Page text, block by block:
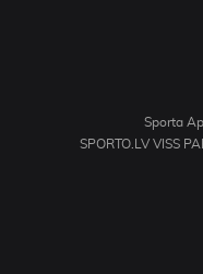
Sporta
SPORTO.LV VISS